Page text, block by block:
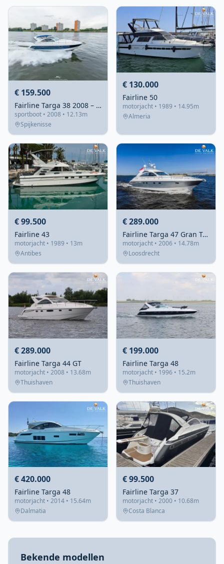
€ 159.500
Fairline Targa 38 2008 – Sportieve cruiser met 2×300 pk
sportboot • 2008 • 12.13m
Spijkenisse
€ 130.000
Fairline 50
motorjacht • 1989 • 14.95m
Almeria
€ 99.500
Fairline 43
motorjacht • 1989 • 13m
Antibes
€ 289.000
Fairline Targa 47 Gran Turismo
motorjacht • 2006 • 14.78m
Loosdrecht
€ 289.000
Fairline Targa 44 GT
motorjacht • 2008 • 13.68m
Thuishaven
€ 199.000
Fairline Targa 48
motorjacht • 1996 • 15.2m
Thuishaven
€ 420.000
Fairline Targa 48
motorjacht • 2014 • 15.64m
Dalmatia
€ 99.500
Fairline Targa 37
motorjacht • 2000 • 10.68m
Costa Blanca
Bekende modellen